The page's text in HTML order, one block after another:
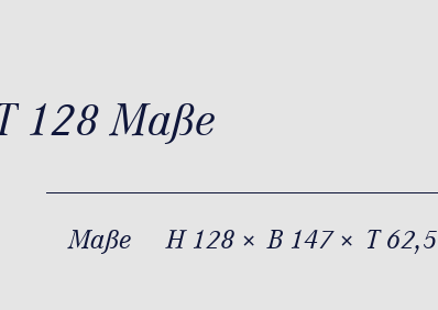
128 Maße
Maße H 128 × B 147 × T 62,5